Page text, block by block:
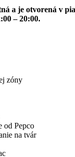
a je otvorená v
– 20:00.
zóny
od Pepco
na tvár